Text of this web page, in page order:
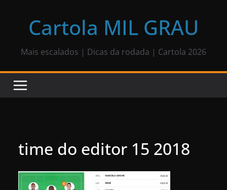
Cartola MIL GRAU
Mais escalados | Dicas da rodada | Cartola 2026
time do editor 15 2018